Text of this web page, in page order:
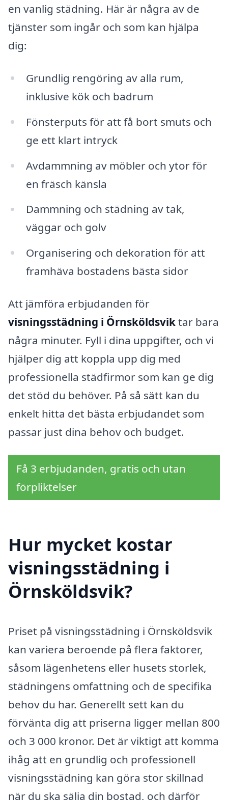
en vanlig städning. Här är några av de
tjänster som ingår och som kan hjälpa
dig:
Grundlig rengöring av alla rum,
inklusive kök och badrum
Fönsterputs för att få bort smuts och
ge ett klart intryck
Avdammning av möbler och ytor för
en fräsch känsla
Dammning och städning av tak,
väggar och golv
Organisering och dekoration för att
framhäva bostadens bästa sidor
Att jämföra erbjudanden för
visningsstädning i Örnsköldsviktar bara
några minuter. Fyll i dina uppgifter, och vi
hjälper dig att koppla upp dig med
professionella städfirmor som kan ge dig
det stöd du behöver. På så sätt kan du
enkelt hitta det bästa erbjudandet som
passar just dina behov och budget.
Få 3 erbjudanden, gratis och utan
förpliktelser
Hur mycket kostar
visningsstädning i
Örnsköldsvik?
Priset på visningsstädning i Örnsköldsvik
kan variera beroende på flera faktorer,
såsom lägenhetens eller husets storlek,
städningens omfattning och de specifika
behov du har. Generellt sett kan du
förvänta dig att priserna ligger mellan 800
och 3 000 kronor. Det är viktigt att komma
ihåg att en grundlig och professionell
visningsstädning kan göra stor skillnad
när du ska sälja din bostad, och därför